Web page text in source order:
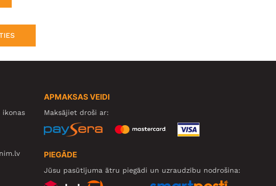
ikonas
APMAKSAS VEIDI
Maksājiet droši ar:
PIEGĀDE
Jūsu pasūtījuma ātru piegādi un uzraudzību nodrošina: